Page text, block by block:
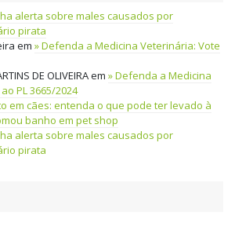
alerta sobre males causados por
pirata
em
Defenda a Medicina Veterinária: Vote
DE OLIVEIRAem
Defenda a Medicina
PL 3665/2024
em cães: entenda o que pode ter levado à
banho em pet shop
alerta sobre males causados por
pirata